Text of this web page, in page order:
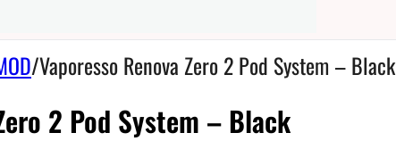
/Vaporesso Renova Zero 2 Pod System – Black
2 Pod System – Black